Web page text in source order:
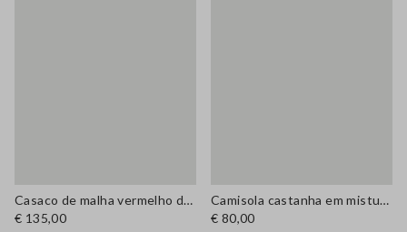
Casaco de malha vermelho de gola redonda em mistura de lã e caxemira, corte regular
€ 135,00
Camisola castanha em mistura de lã e caxemira com decote redondo, corte regular
€ 80,00